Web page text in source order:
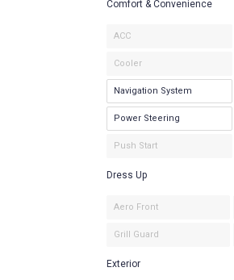
Comfort & Convenience
ACC
Cooler
Navigation System
Power Steering
Push Start
Dress Up
Aero Front
Grill Guard
Exterior